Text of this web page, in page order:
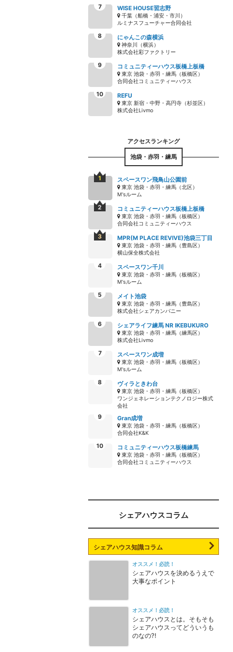
WISE HOUSE習志野
千葉（船橋・浦安・市川）
ルミナスフューチャー合同会社
にゃんこの森横浜
神奈川（横浜）
株式会社彩ファクトリー
コミュニティーハウス板橋上板橋
東京 池袋・赤羽・練馬（板橋区）
合同会社コミュニティーハウス
REFU
東京 新宿・中野・高円寺（杉並区）
株式会社Livmo
池袋・赤羽・練馬
スペースワン飛鳥山公園前
東京 池袋・赤羽・練馬（北区）
M'sルーム
コミュニティーハウス板橋上板橋
東京 池袋・赤羽・練馬（板橋区）
合同会社コミュニティーハウス
MPR(M PLACE REVIVE)池袋三丁目
東京 池袋・赤羽・練馬（豊島区）
横山保全株式会社
スペースワン千川
東京 池袋・赤羽・練馬（板橋区）
M'sルーム
メイト池袋
東京 池袋・赤羽・練馬（豊島区）
株式会社シェアカンパニー
シェアライフ練馬 NR IKEBUKURO
東京 池袋・赤羽・練馬（練馬区）
株式会社Livmo
スペースワン成増
東京 池袋・赤羽・練馬（板橋区）
M'sルーム
ヴィラときわ台
東京 池袋・赤羽・練馬（板橋区）
ワンジェネレーションテクノロジー株式
会社
Gran成増
東京 池袋・赤羽・練馬（板橋区）
合同会社K&K
コミュニティーハウス板橋練馬
東京 池袋・赤羽・練馬（板橋区）
合同会社コミュニティーハウス
シェアハウスコラム
シェアハウス知識コラム
オススメ！必読！
シェアハウスを決めるうえで
大事なポイント
オススメ！必読！
シェアハウスとは。そもそも
シェアハウスってどういうも
のなの?!